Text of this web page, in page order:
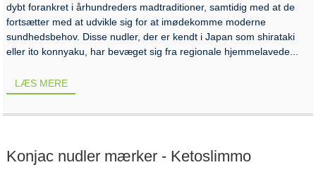
dybt forankret i århundreders madtraditioner, samtidig med at de
fortsætter med at udvikle sig for at imødekomme moderne
sundhedsbehov. Disse nudler, der er kendt i Japan som shirataki
eller ito konnyaku, har bevæget sig fra regionale hjemmelavede...
LÆS MERE
Konjac nudler mærker - Ketoslimmo